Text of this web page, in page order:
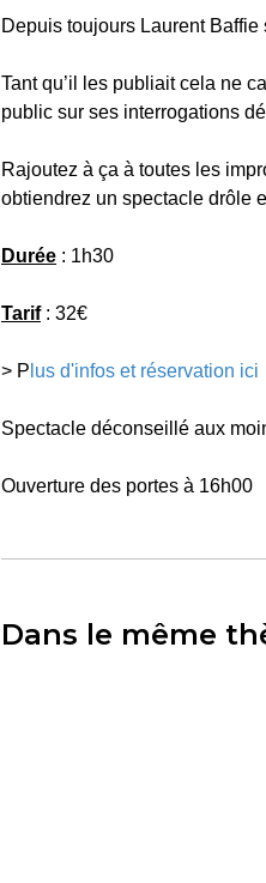
Depuis toujours Laurent
Tant qu’il les publiait cela ne
public sur ses interrogations
Rajoutez à ça à toutes les
obtiendrez un spectacle drôle
Durée : 1h30
Tarif: 32€
> P lus d'infos et réservation ici
Spectacle déconseillé aux
Ouverture des portes à 16h00
Dans le même